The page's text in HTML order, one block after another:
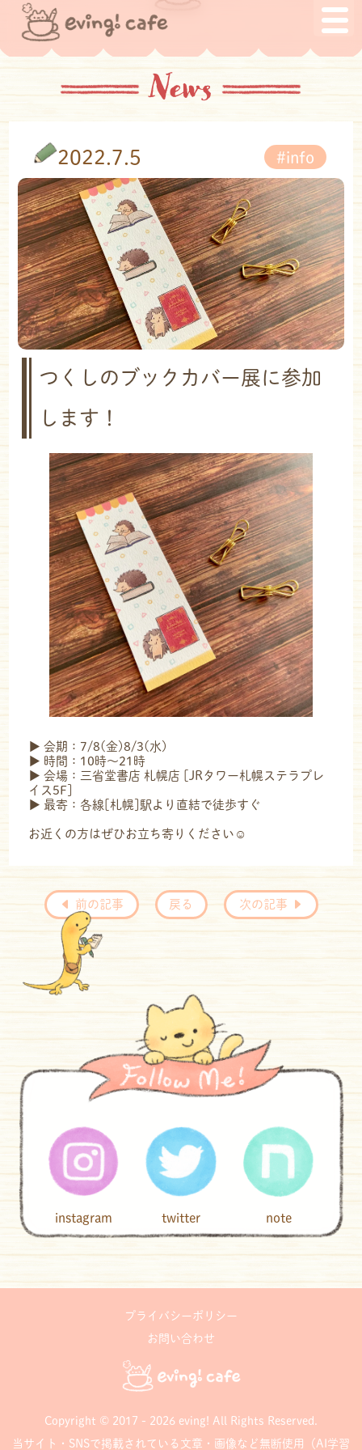
News
2022.7.5 #info
つくしのブックカバー展に参加
します！
▶︎ 会期：7/8(金)8/3(水)
▶︎ 時間：10時～21時
▶︎ 会場：三省堂書店 札幌店 [JRタワー札幌ステラプレ
イス5F]
▶︎ 最寄：各線[札幌]駅より直結で徒歩すぐ
お近くの方はぜひお立ち寄りください☺️
前の記事 戻る 次の記事
instagram twitter note
プライバシーポリシー
お問い合わせ
Copyright © 2017 - 2026 eving! All Rights Reserved.
当サイト・SNSで掲載されている文章・画像など無断使用（AI学習